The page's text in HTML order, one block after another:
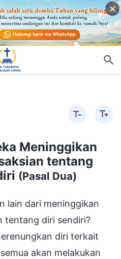
Meninggikan
tentang
(Pasal Dua)
lain dari meninggikan
tentang diri sendiri?
diri terkait
akan melakukan